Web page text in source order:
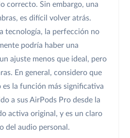
correcto. Sin embargo, una
es difícil volver atrás.
tecnología, la perfección no
podría haber una
ajuste menos que ideal, pero
En general, considero que
la función más significativa
a sus AirPods Pro desde la
activa original, y es un claro
del audio personal.